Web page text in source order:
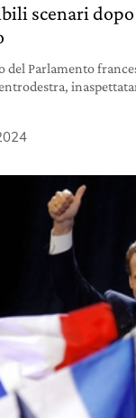
scenari
del Parlamento